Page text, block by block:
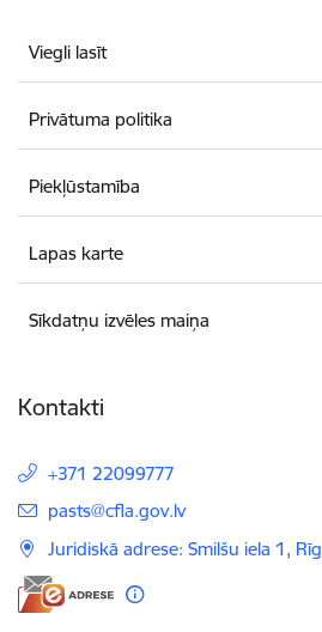
Viegli lasīt
Privātuma politika
Piekļūstamība
Lapas karte
Sīkdatņu izvēles maiņa
Kontakti
+371 22099777
E-pasts:
pasts@cfla.gov.lv
Juridiskā adrese: Smilšu iela 1,